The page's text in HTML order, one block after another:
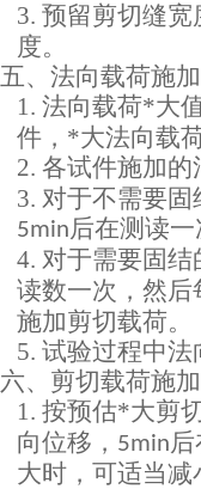
3. 预留剪切缝宽
度。
五、法向载荷施
1. 法向载荷*大
件，*大法向载
2. 各试件施加的
3. 对于不需要固
5min后在测读
4. 对于需要固
读数一次，然后
施加剪切载荷。
5. 试验过程中法
六、剪切载荷施
1. 按预估*大剪
向位移， 5min
大时，可适当